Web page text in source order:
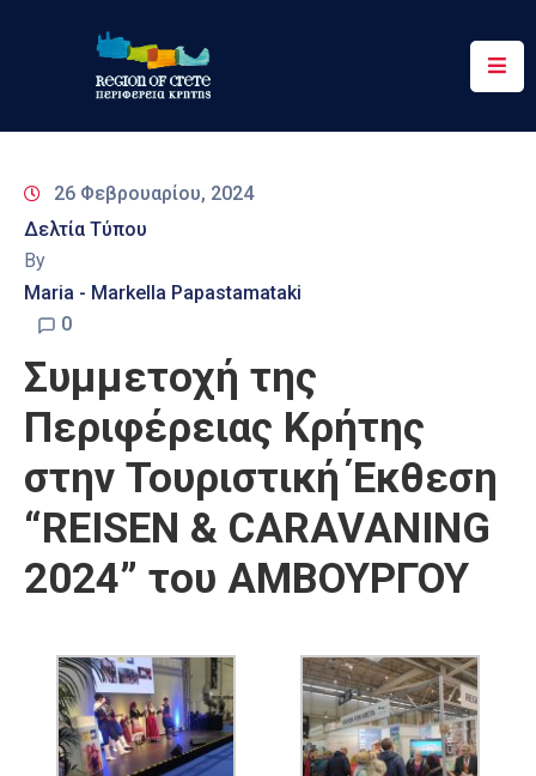
Περιφέρεια
&
Δράσεις
Ψηφιακές
Επικοινωνία
26 Φεβρουαρίου, 2024
Δελτία Τύπου
By
Maria - Markella Papastamataki
0
Συμμετοχή της
Περιφέρειας Κρήτης
στην Τουριστική Έκθεση
“REISEN & CARAVANING
2024” του ΑΜΒΟΥΡΓΟΥ